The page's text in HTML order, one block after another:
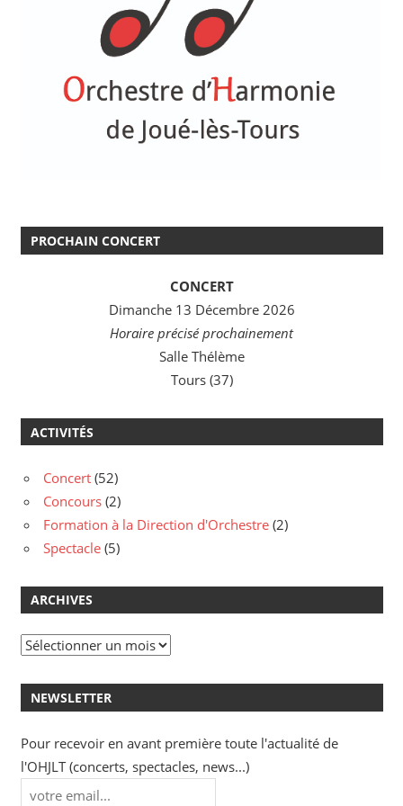
PROCHAIN CONCERT
CONCERT
Dimanche 13 Décembre 2026
Horaire précisé prochainement
Salle Thélème
Tours (37)
ACTIVITÉS
Concert (52)
Concours (2)
Formation à la Direction d'Orchestre (2)
Spectacle (5)
ARCHIVES
Archives
NEWSLETTER
Pour recevoir en avant première toute l'actualité de
l'OHJLT (concerts, spectacles, news...)